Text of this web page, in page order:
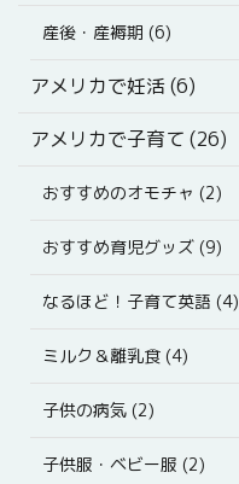
産後・産褥期 (6)
アメリカで妊活 (6)
アメリカで子育て (26)
おすすめのオモチャ (2)
おすすめ育児グッズ (9)
なるほど！子育て英語 (4)
ミルク＆離乳食 (4)
子供の病気 (2)
子供服・ベビー服 (2)